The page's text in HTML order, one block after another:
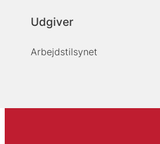
Udgiver
Arbejdstilsynet